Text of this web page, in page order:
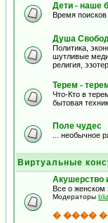
Дети - наше
Время поисков
Душа
Политика,
шутливые
религия,
Терем -
Что-Кто в
бытовая
Поле чудес
... необычное
Виртуальные
Акушерство
Все о женском
Модераторы
� ����